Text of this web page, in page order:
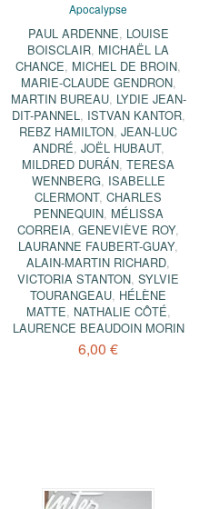
Apocalypse
PAUL ARDENNE, LOUISE
BOISCLAIR, MICHAËL LA
CHANCE, MICHEL DE BROIN,
MARIE-CLAUDE GENDRON,
MARTIN BUREAU, LYDIE JEAN-
DIT-PANNEL, ISTVAN KANTOR,
REBZ HAMILTON,JEAN-LUC
ANDRÉ, JOËL HUBAUT,
MILDRED DURÁN,TERESA
WENNBERG, ISABELLE
CLERMONT,CHARLES
PENNEQUIN, MÉLISSA
CORREIA,GENEVIÈVE ROY,
LAURANNE FAUBERT-GUAY,
ALAIN-MARTIN RICHARD,
VICTORIA STANTON,SYLVIE
TOURANGEAU, HÉLÈNE
MATTE, NATHALIE CÔTÉ,
LAURENCE BEAUDOIN MORIN
6,00 €